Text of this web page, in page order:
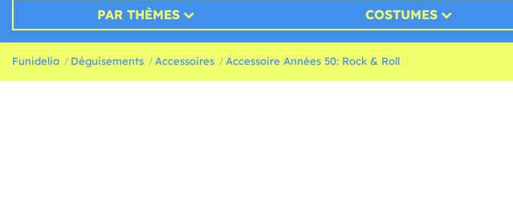
PAR THÈMES COSTUMES
Funidelia Déguisements Accessoires Accessoire Années 50: Rock & Roll